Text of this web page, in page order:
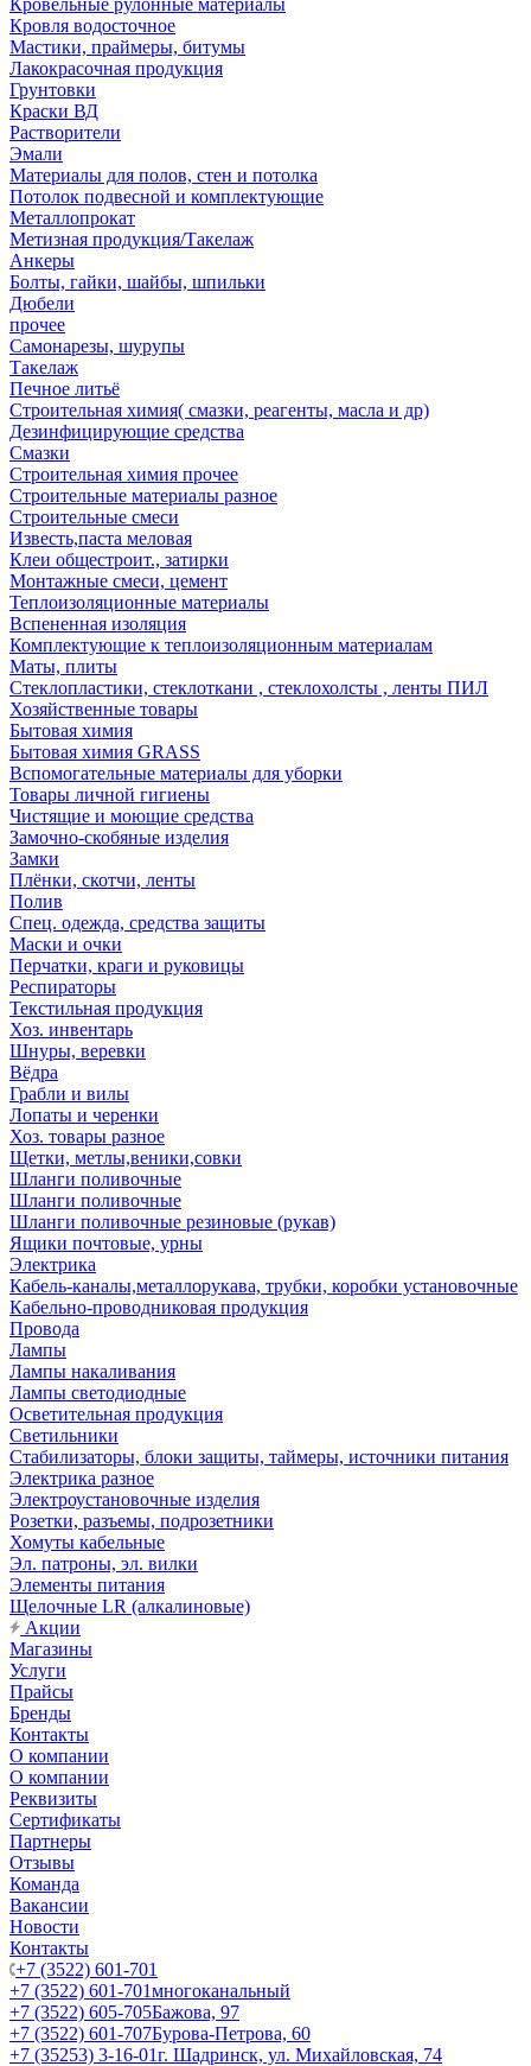
Кровельные рулонные материалы
Кровля водосточное
Мастики, праймеры, битумы
Лакокрасочная продукция
Грунтовки
Краски ВД
Растворители
Эмали
Материалы для полов, стен и потолка
Потолок подвесной и комплектующие
Металлопрокат
Метизная продукция/Такелаж
Анкеры
Болты, гайки, шайбы, шпильки
Дюбели
прочее
Самонарезы, шурупы
Такелаж
Печное литьё
Строительная химия( смазки, реагенты, масла и др)
Дезинфицирующие средства
Смазки
Строительная химия прочее
Строительные материалы разное
Строительные смеси
Известь,паста меловая
Клеи общестроит., затирки
Монтажные смеси, цемент
Теплоизоляционные материалы
Вспененная изоляция
Комплектующие к теплоизоляционным материалам
Маты, плиты
Стеклопластики, стеклоткани , стеклохолсты , ленты ПИЛ
Хозяйственные товары
Бытовая химия
Бытовая химия GRASS
Вспомогательные материалы для уборки
Товары личной гигиены
Чистящие и моющие средства
Замочно-скобяные изделия
Замки
Плёнки, скотчи, ленты
Полив
Спец. одежда, средства защиты
Маски и очки
Перчатки, краги и руковицы
Респираторы
Текстильная продукция
Хоз. инвентарь
Шнуры, веревки
Вёдра
Грабли и вилы
Лопаты и черенки
Хоз. товары разное
Щетки, метлы,веники,совки
Шланги поливочные
Шланги поливочные
Шланги поливочные резиновые (рукав)
Ящики почтовые, урны
Электрика
Кабель-каналы,металлорукава, трубки, коробки установочные
Кабельно-проводниковая продукция
Провода
Лампы
Лампы накаливания
Лампы светодиодные
Осветительная продукция
Светильники
Стабилизаторы, блоки защиты, таймеры, источники питания
Электрика разное
Электроустановочные изделия
Розетки, разъемы, подрозетники
Хомуты кабельные
Эл. патроны, эл. вилки
Элементы питания
Щелочные LR (алкалиновые)
Акции
Магазины
Услуги
Прайсы
Бренды
Контакты
О компании
О компании
Реквизиты
Сертификаты
Партнеры
Отзывы
Команда
Вакансии
Новости
Контакты
+7 (3522) 601-701
+7 (3522) 601-701многоканальный
+7 (3522) 605-705Бажова, 97
+7 (3522) 601-707Бурова-Петрова, 60
+7 (35253) 3-16-01г. Шадринск, ул. Михайловская, 74